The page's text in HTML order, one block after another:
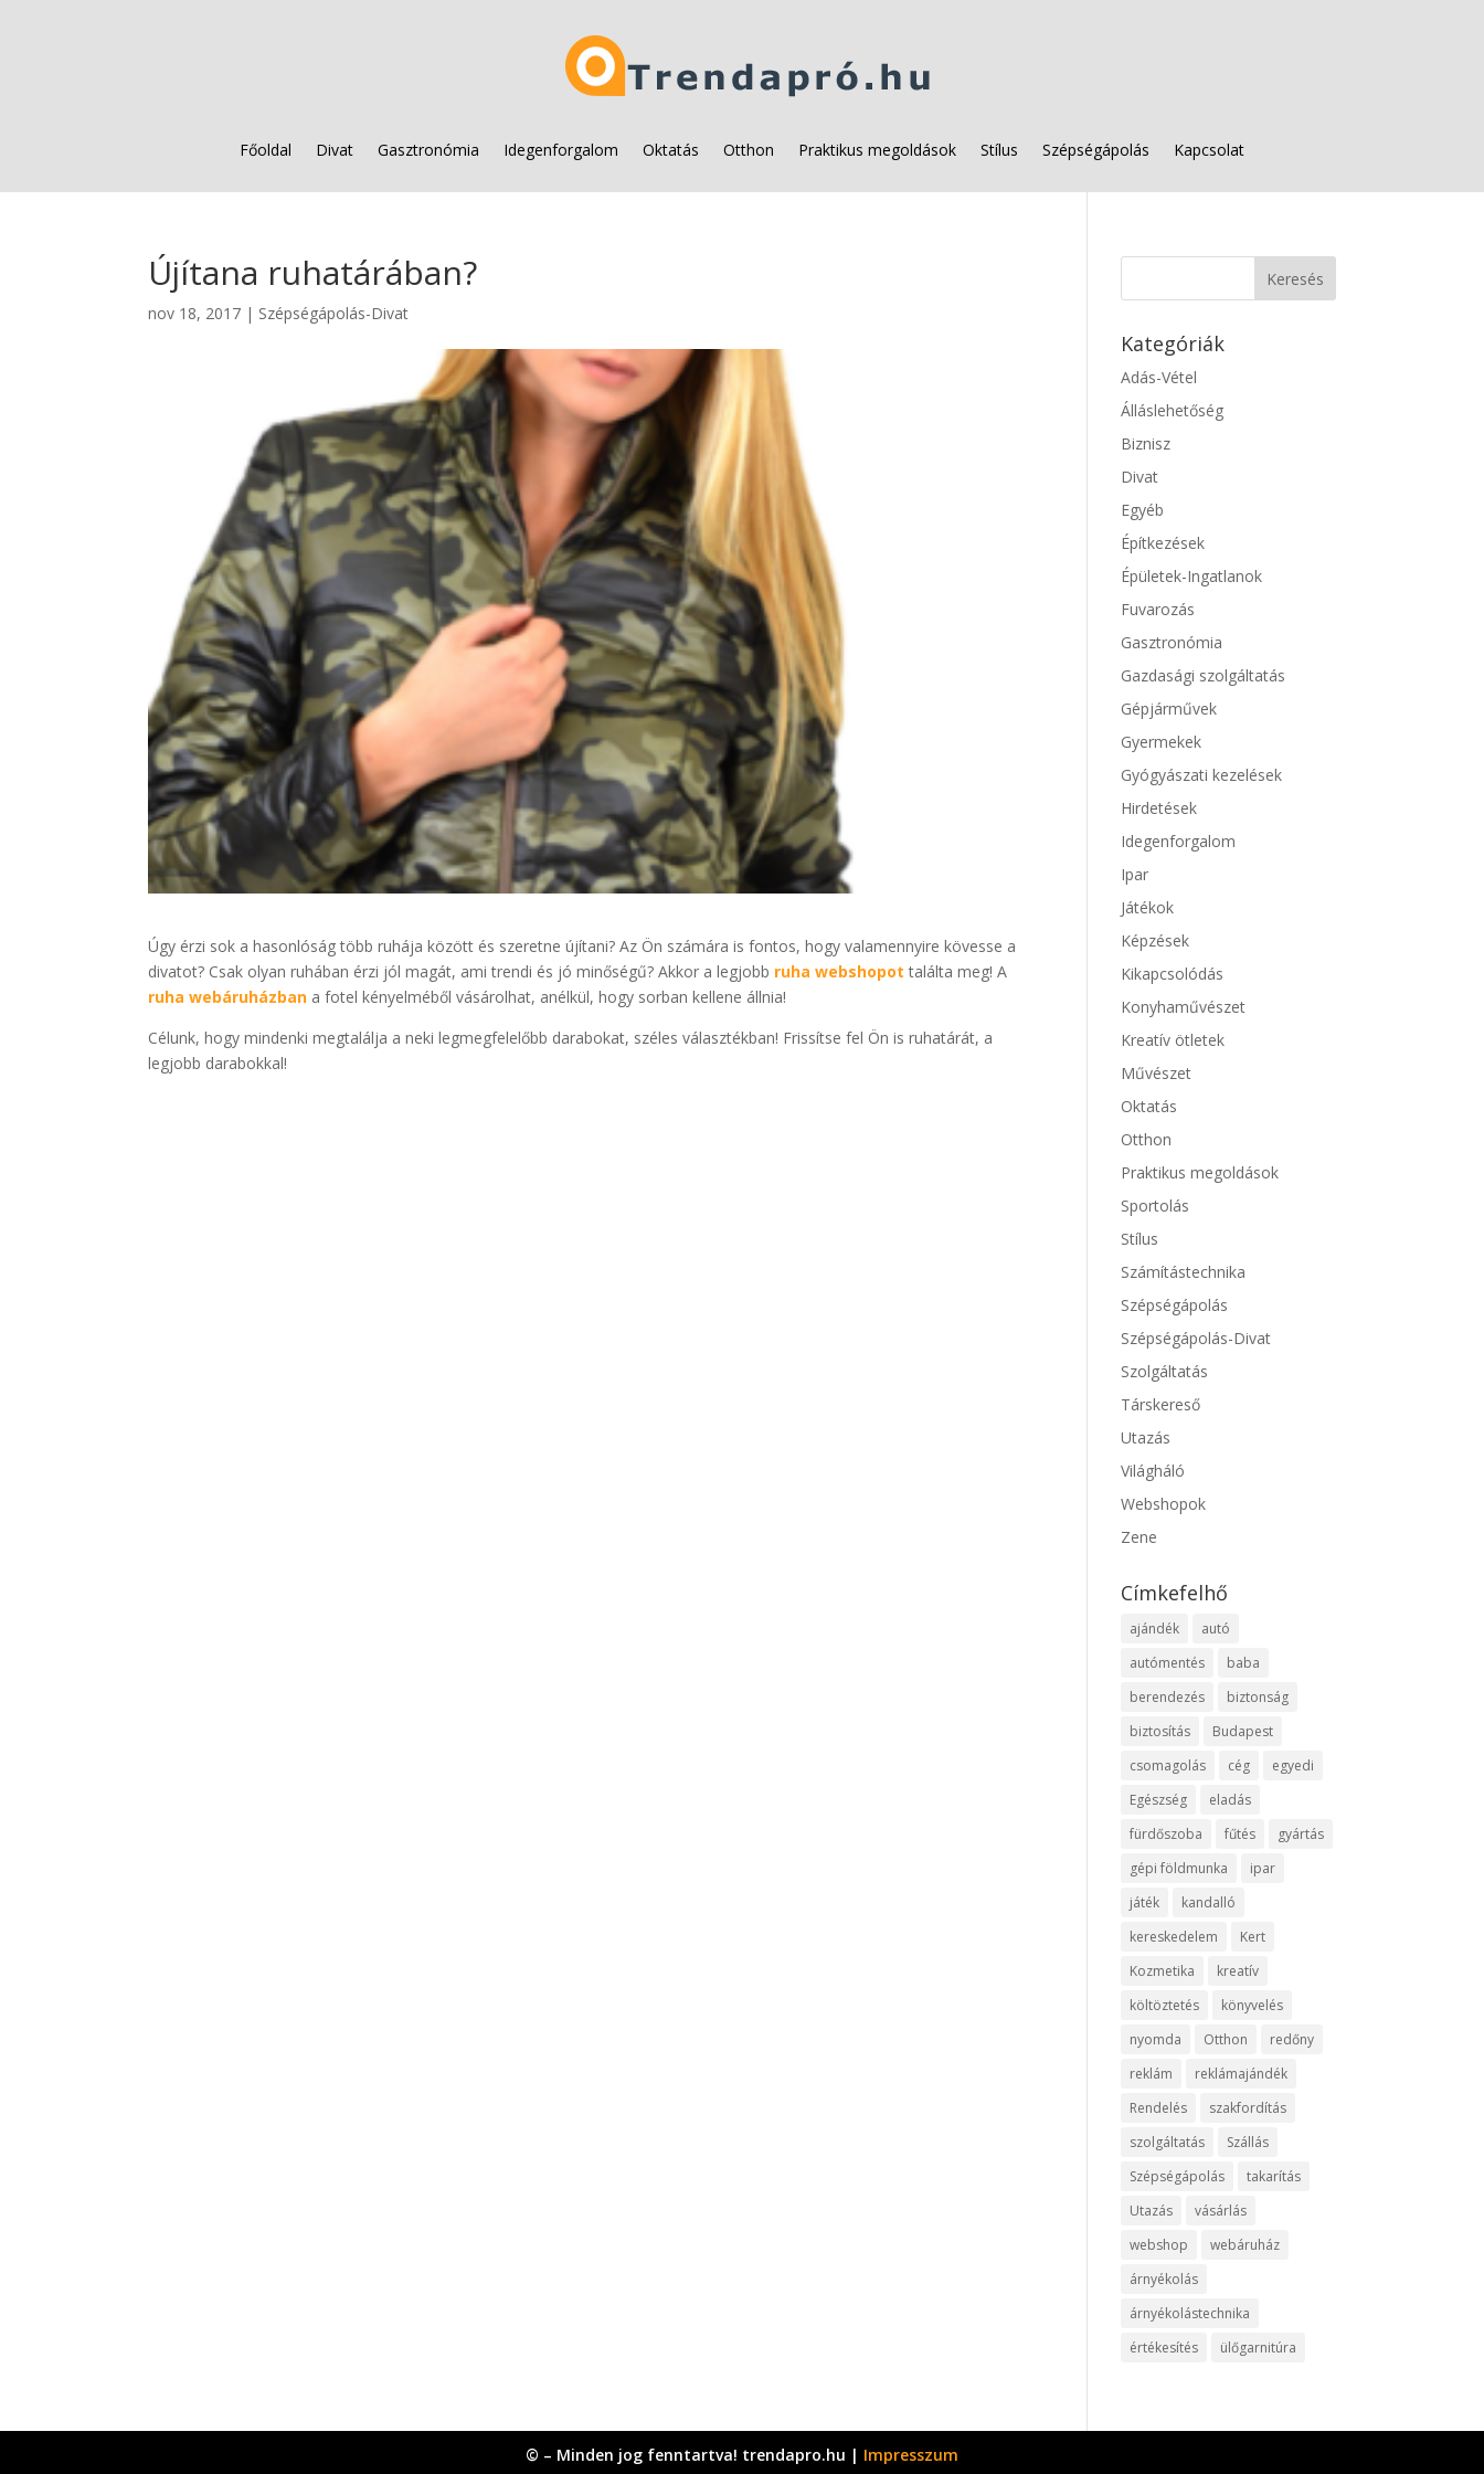
Főoldal Divat Gasztronómia Idegenforgalom Oktatás Otthon Praktikus megoldások Stílus Szépségápolás Kapcsolat
Újítana ruhatárában?
nov 18, 2017 | Szépségápolás-Divat
Úgy érzi sok a hasonlóság több ruhája között és szeretne újítani? Az Ön számára is fontos, hogy valamennyire kövesse a
divatot? Csak olyan ruhában érzi jól magát, ami trendi és jó minőségű? Akkor a legjobb ruha webshopot találta meg! A
ruha webáruházban a fotel kényelméből vásárolhat, anélkül, hogy sorban kellene állnia!
Célunk, hogy mindenki megtalálja a neki legmegfelelőbb darabokat, széles választékban! Frissítse fel Ön is ruhatárát, a
legjobb darabokkal!
Kategóriák
Adás-Vétel
Álláslehetőség
Biznisz
Divat
Egyéb
Építkezések
Épületek-Ingatlanok
Fuvarozás
Gasztronómia
Gazdasági szolgáltatás
Gépjárművek
Gyermekek
Gyógyászati kezelések
Hirdetések
Idegenforgalom
Ipar
Játékok
Képzések
Kikapcsolódás
Konyhaművészet
Kreatív ötletek
Művészet
Oktatás
Otthon
Praktikus megoldások
Sportolás
Stílus
Számítástechnika
Szépségápolás
Szépségápolás-Divat
Szolgáltatás
Társkereső
Utazás
Világháló
Webshopok
Zene
Címkefelhő
ajándék
autó
autómentés
baba
berendezés
biztonság
biztosítás
Budapest
csomagolás
cég
egyedi
Egészség
eladás
fürdőszoba
fűtés
gyártás
gépi földmunka
ipar
játék
kandalló
kereskedelem
Kert
Kozmetika
kreatív
költöztetés
könyvelés
nyomda
Otthon
redőny
reklám
reklámajándék
Rendelés
szakfordítás
szolgáltatás
Szállás
Szépségápolás
takarítás
Utazás
vásárlás
webshop
webáruház
árnyékolás
árnyékolástechnika
értékesítés
ülőgarnitúra
© – Minden jog fenntartva! trendapro.hu | Impresszum